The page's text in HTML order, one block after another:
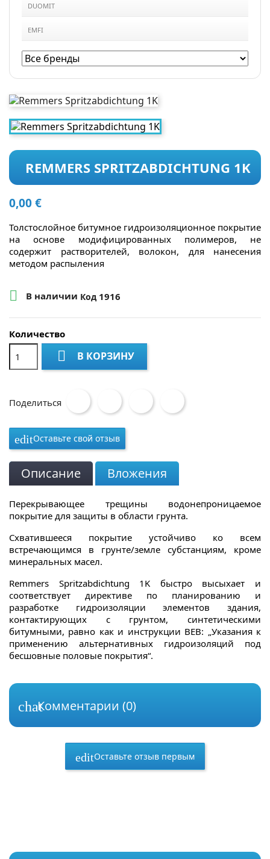
DUOMIT
EMFI
REMMERS SPRITZABDICHTUNG 1K
0,00 €
Толстослойное битумное гидроизоляционное покрытие
на основе модифицированных полимеров, не
содержит растворителей, волокон, для нанесения
методом распыления
 В наличии Код 1916
Количество
 В КОРЗИНУ
Поделиться
editОставьте свой отзыв
Описание Вложения
Перекрывающее трещины водонепроницаемое
покрытие для защиты в области грунта.
Схватившееся покрытие устойчиво ко всем
встречающимся в грунте/земле субстанциям, кроме
минеральных масел.
Remmers Spritzabdichtung 1K быстро высыхает и
соответствует директиве по планированию и
разработке гидроизоляции элементов здания,
контактирующих с грунтом, синтетическими
битумными, равно как и инструкции ВЕВ: „Указания к
применению альтернативных гидроизоляций под
бесшовные половые покрытия“.
chatКомментарии (0)
editОставьте отзыв первым